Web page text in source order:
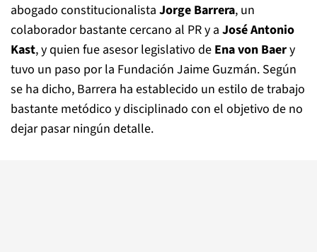
abogado constitucionalista Jorge Barrera, un
colaborador bastante cercano al PR y a José Antonio
Kast, y quien fue asesor legislativo de Ena von Baery
tuvo un paso por la Fundación Jaime Guzmán. Según
se ha dicho, Barrera ha establecido un estilo de trabajo
bastante metódico y disciplinado con el objetivo de no
dejar pasar ningún detalle.